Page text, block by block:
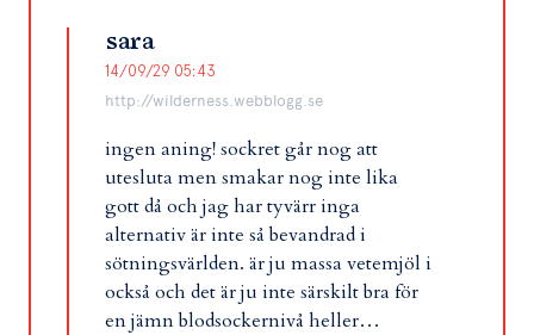
sara
14/09/29 05:43
http://wilderness.webblogg.se
ingen aning! sockret går nog att
utesluta men smakar nog inte lika
gott då och jag har tyvärr inga
alternativ är inte så bevandrad i
sötningsvärlden. är ju massa vetemjöl i
också och det är ju inte särskilt bra för
en jämn blodsockernivå heller…